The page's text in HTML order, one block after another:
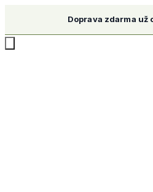
Doprava zdarma už